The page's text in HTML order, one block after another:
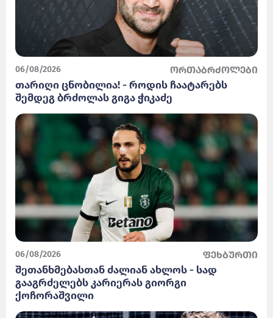
06/08/2026 ორთაბრძოლები
თარიღი ცნობილია! - როდის ჩაატარებს
შემდეგ ბრძოლას გიგა ჭიკაძე
06/08/2026 ფეხბურთი
შეთანხმებასთან ძალიან ახლოს - სად
გააგრძელებს კარიერას გიორგი
ქოჩორაშვილი